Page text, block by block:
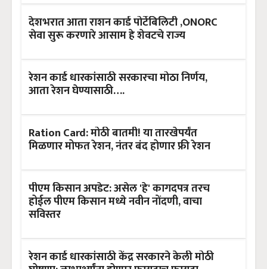
देशभरात आता राशन कार्ड पोर्टेबिलिटी ,ONORC
सेवा सुरू करणारे आसाम हे शेवटचे राज्य
रेशन कार्ड धारकांसाठी सरकारचा मोठा निर्णय,
आता रेशन घेण्यासाठी….
Ration Card: मोठी बातमी! या तारखेपर्यंत
मिळणार मोफत रेशन, नंतर बंद होणार फ्री रेशन
पीएम किसान अपडेट: असेल 'हे' कागदपत्र तरच
होईल पीएम किसान मध्ये नवीन नोंदणी, वाचा
सविस्तर
रेशन कार्ड धारकांसाठी केंद्र सरकारने केली मोठी